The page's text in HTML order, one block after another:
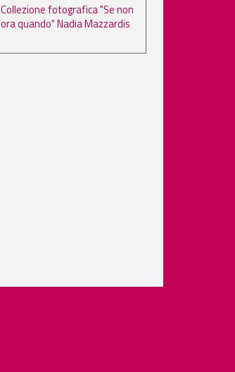
Collezione fotografica "Se non
ora quando" Nadia Mazzardis